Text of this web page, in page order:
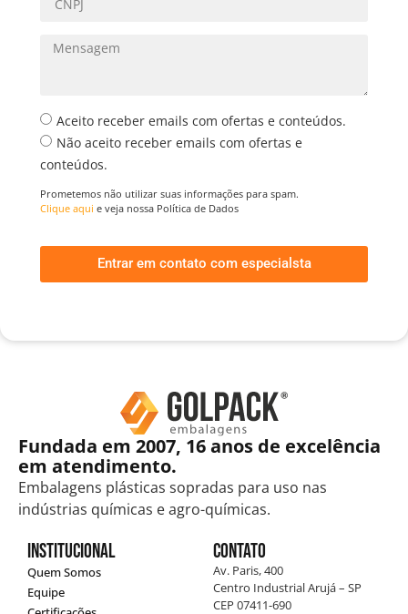
Aceito receber emails com ofertas e conteúdos.
Não aceito receber emails com ofertas e
conteúdos.
Prometemos não utilizar suas informações para spam.
Clique aqui e veja nossa Política de Dados
Entrar em contato com especialsta
Fundada em 2007, 16 anos de excelência
em atendimento.
Embalagens plásticas sopradas para uso nas
indústrias químicas e agro-químicas.
Institucional
Quem Somos
Equipe
Contato
Av. Paris, 400
Centro Industrial Arujá – SP
CEP 07411-690